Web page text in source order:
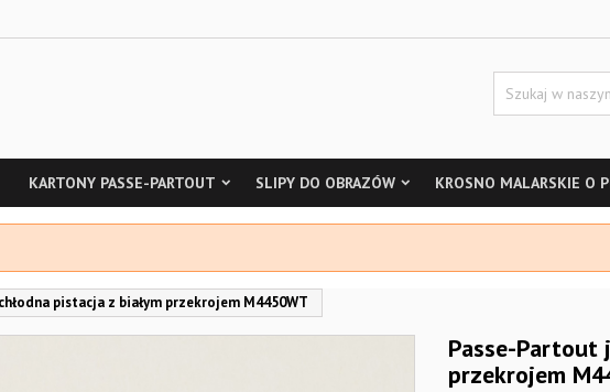
KARTONY PASSE-PARTOUT SLIPY DO OBRAZÓW KROSNO MALARSKIE O
pistacja z białym przekrojem M4450WT
Passe-Partout
przekrojem